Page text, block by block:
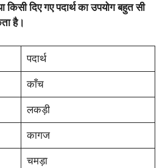
दिए गए पदार्थ का उपयोग बहुत सी
है।
पदार्थ
काँच
लकड़ी
कागज
चमड़ा